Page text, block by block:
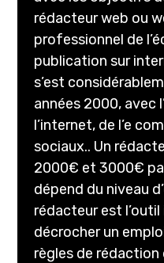
rédacteur web ou
professionnel de
publication sur
s’est
années 2000, avec
l’internet, de l’e
sociaux.. Un
2000€ et 3000€
dépend du niveau
rédacteur est
décrocher un
règles de rédaction